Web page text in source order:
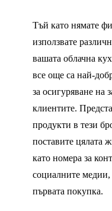
Тъй като нямате
използвате
вашата облачна
все още са най-
за осигуряване на
клиентите.
продукти в тези
поставите цялата
като номера за
социалните медии,
първата покупка.